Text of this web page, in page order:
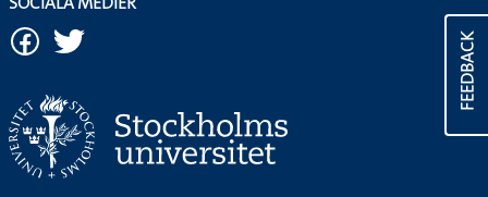
FEEDBACK